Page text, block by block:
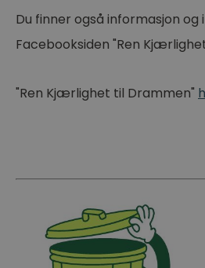
Du finner også informasjon og
Facebooksiden "Ren
"Ren Kjærlighet til Drammen"